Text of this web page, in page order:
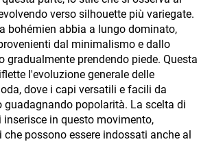
verso silhouette più variegate.
bohémien abbia a lungo dominato,
dal minimalismo e dallo
gradualmente prendendo piede. Questa
l'evoluzione generale delle
dove i capi versatili e facili da
guadagnando popolarità. La scelta di
inserisce in questo movimento,
possono essere indossati anche al